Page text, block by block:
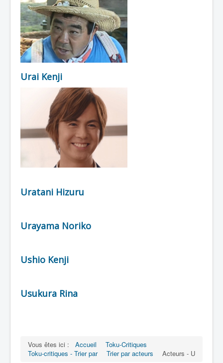
Urai Kenji
Uratani Hizuru
Urayama Noriko
Ushio Kenji
Usukura Rina
Vous êtes ici : Accueil
Toku-Critiques
Toku-critiques - Trier par
Trier par acteurs Acteurs - U